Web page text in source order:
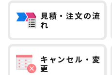
る場合は、ご注文時備考
欄にその旨ご記入くださ
見積・注文の流
れ
キャンセル・変
更